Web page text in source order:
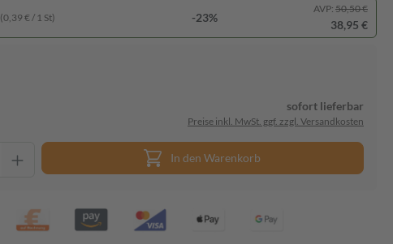
(0,39 € / 1 St) -23%
AVP: 50,50 €
38,95 €
sofort lieferbar
Preise inkl. MwSt. ggf. zzgl. Versandkosten
In den Warenkorb